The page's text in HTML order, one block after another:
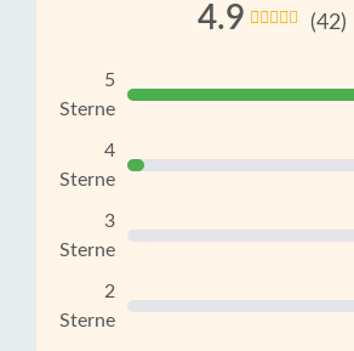
4.9 (42)
5
Sterne
4
Sterne
3
Sterne
2
Sterne